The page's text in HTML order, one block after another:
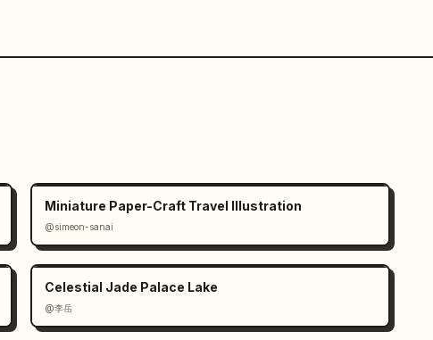
Miniature Paper-Craft Travel Illustration
@simeon-sanai
Celestial Jade Palace Lake
@李岳